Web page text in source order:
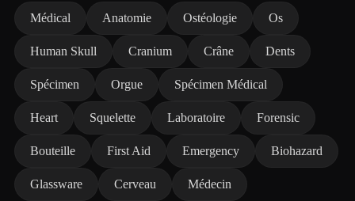
Médical Anatomie Ostéologie Os
Human Skull Cranium Crâne Dents
Spécimen Orgue Spécimen Médical
Heart Squelette Laboratoire Forensic
Bouteille First Aid Emergency Biohazard
Glassware Cerveau Médecin